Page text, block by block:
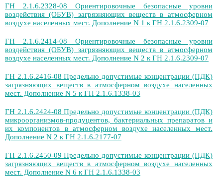
ГН 2.1.6.2328-08 Ориентировочные безопасные уровни
воздействия (ОБУВ) загрязняющих веществ в атмосферном
воздухе населенных мест. Дополнение N 1 к ГН 2.1.6.2309-07
ГН 2.1.6.2414-08 Ориентировочные безопасные уровни
воздействия (ОБУВ) загрязняющих веществ в атмосферном
воздухе населенных мест. Дополнение N 2 к ГН 2.1.6.2309-07
ГН 2.1.6.2416-08 Предельно допустимые концентрации (ПДК)
загрязняющих веществ в атмосферном воздухе населенных
мест. Дополнение N 5 к ГН 2.1.6.1338-03
ГН 2.1.6.2424-08 Предельно допустимые концентрации (ПДК)
микроорганизмов-продуцентов, бактериальных препаратов и
их компонентов в атмосферном воздухе населенных мест.
Дополнение N 2 к ГН 2.1.6.2177-07
ГН 2.1.6.2450-09 Предельно допустимые концентрации (ПДК)
загрязняющих веществ в атмосферном воздухе населенных
мест. Дополнение N 6 к ГН 2.1.6.1338-03